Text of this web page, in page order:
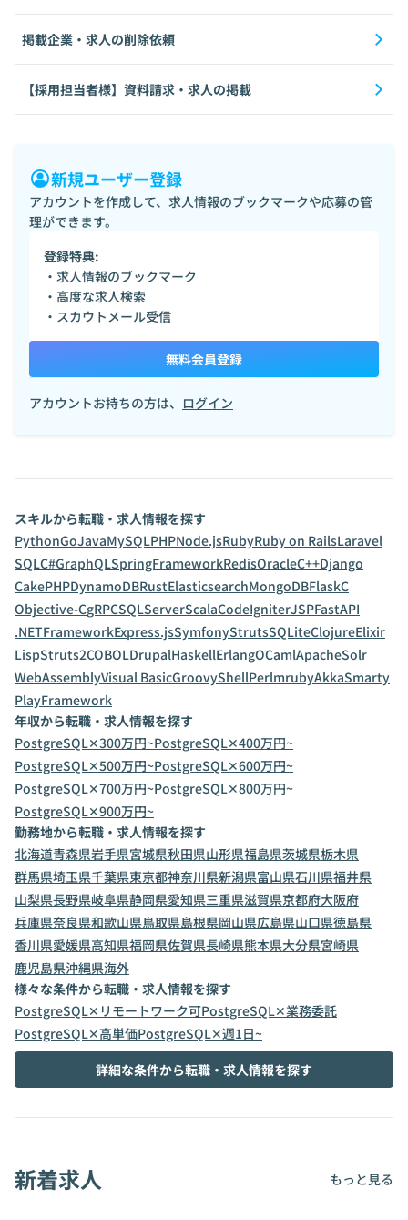
掲載企業・求人の削除依頼
【採用担当者様】資料請求・求人の掲載
新規ユーザー登録
アカウントを作成して、求人情報のブックマークや応募の管
理ができます。
登録特典:
・求人情報のブックマーク
・高度な求人検索
・スカウトメール受信
無料会員登録
アカウントお持ちの方は、 ログイン
スキルから転職・求人情報を探す
PythonGoJavaMySQLPHPNode.jsRubyRuby on RailsLaravel
SQLC#GraphQLSpringFrameworkRedisOracleC++Django
CakePHPDynamoDBRustElasticsearchMongoDBFlaskC
Objective-CgRPCSQLServerScalaCodeIgniterJSPFastAPI
.NETFrameworkExpress.jsSymfonyStrutsSQLiteClojureElixir
LispStruts2COBOLDrupalHaskellErlangOCamlApacheSolr
WebAssemblyVisual BasicGroovyShellPerlmrubyAkkaSmarty
PlayFramework
年収から転職・求人情報を探す
PostgreSQL✕300万円~PostgreSQL✕400万円~
PostgreSQL✕500万円~PostgreSQL✕600万円~
PostgreSQL✕700万円~PostgreSQL✕800万円~
PostgreSQL✕900万円~
勤務地から転職・求人情報を探す
北海道青森県岩手県宮城県秋田県山形県福島県茨城県栃木県
群馬県埼玉県千葉県東京都神奈川県新潟県富山県石川県福井県
山梨県長野県岐阜県静岡県愛知県三重県滋賀県京都府大阪府
兵庫県奈良県和歌山県鳥取県島根県岡山県広島県山口県徳島県
香川県愛媛県高知県福岡県佐賀県長崎県熊本県大分県宮崎県
鹿児島県沖縄県海外
様々な条件から転職・求人情報を探す
PostgreSQL✕リモートワーク可PostgreSQL✕業務委託
PostgreSQL✕高単価PostgreSQL✕週1日~
詳細な条件から転職・求人情報を探す
新着求人 もっと見る